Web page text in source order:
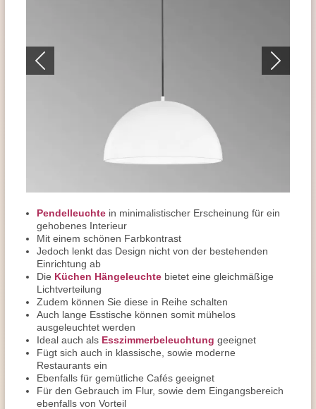
Pendelleuchte in minimalistischer Erscheinung für ein
gehobenes Interieur
Mit einem schönen Farbkontrast
Jedoch lenkt das Design nicht von der bestehenden
Einrichtung ab
Die Küchen Hängeleuchte bietet eine gleichmäßige
Lichtverteilung
Zudem können Sie diese in Reihe schalten
Auch lange Esstische können somit mühelos
ausgeleuchtet werden
Ideal auch als Esszimmerbeleuchtung geeignet
Fügt sich auch in klassische, sowie moderne
Restaurants ein
Ebenfalls für gemütliche Cafés geeignet
Für den Gebrauch im Flur, sowie dem Eingangsbereich
ebenfalls von Vorteil